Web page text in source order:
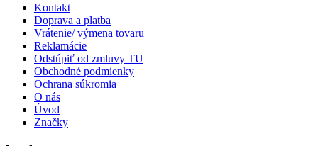
Kontakt
Doprava a platba
Vrátenie/ výmena tovaru
Reklamácie
Odstúpiť od zmluvy TU
Obchodné podmienky
Ochrana súkromia
O nás
Úvod
Značky